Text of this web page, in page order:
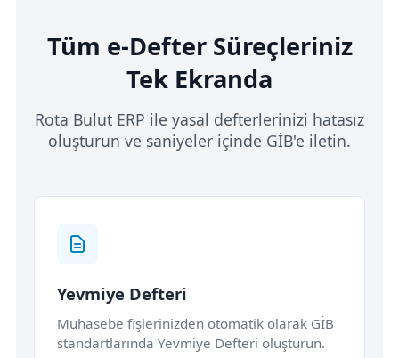
Tüm e-Defter Süreçleriniz
Tek Ekranda
Rota Bulut ERP ile yasal defterlerinizi hatasız
oluşturun ve saniyeler içinde GİB'e iletin.
Yevmiye Defteri
Muhasebe fişlerinizden otomatik olarak GİB
standartlarında Yevmiye Defteri oluşturun.